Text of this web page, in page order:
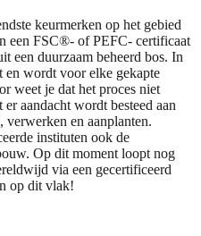
keurmerken op het gebied
een FSC®- of PEFC- certificaat
een duurzaam beheerd bos. In
en wordt voor elke gekapte
weet je dat het proces niet
aandacht wordt besteed aan
verwerken en aanplanten.
instituten ook de
Op dit moment loopt nog
via een gecertificeerd
op dit vlak!